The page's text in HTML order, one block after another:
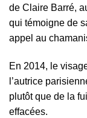
de Claire Barré,
qui témoigne de
appel au
En 2014, le
l’autrice
plutôt que de la
effacées.